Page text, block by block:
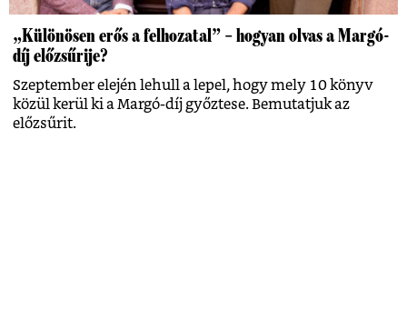
„Különösen erős a felhozatal” – hogyan olvas a Margó-
díj előzsűrije?
Szeptember elején lehull a lepel, hogy mely 10 könyv
közül kerül ki a Margó-díj győztese. Bemutatjuk az
előzsűrit.